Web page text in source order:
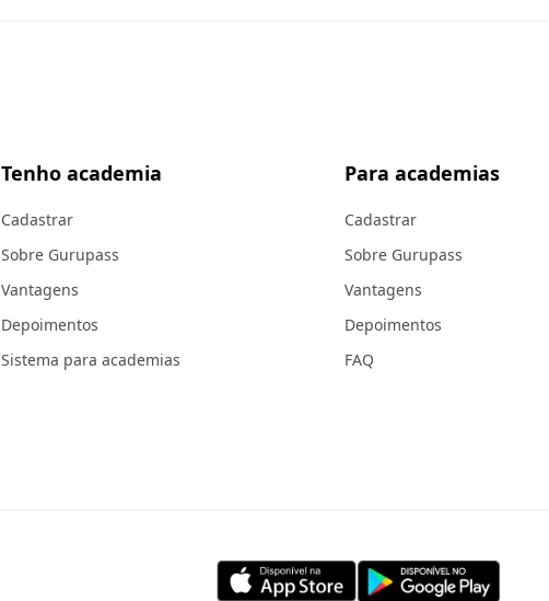
Tenho academia
Cadastrar
Sobre Gurupass
Vantagens
Depoimentos
Sistema para academias
Para academias
Cadastrar
Sobre Gurupass
Vantagens
Depoimentos
FAQ